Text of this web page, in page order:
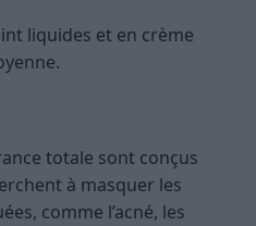
liquides et en crème
totale sont conçus
à masquer les
comme l’acné, les